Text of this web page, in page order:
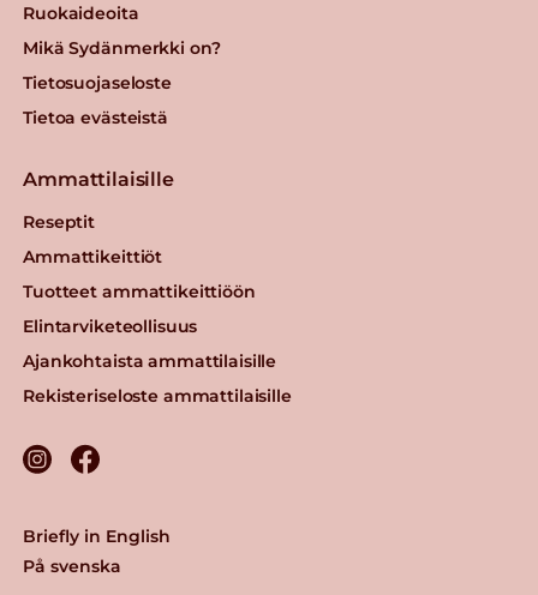
Ruokaideoita
Mikä Sydänmerkki on?
Tietosuojaseloste
Tietoa evästeistä
Ammattilaisille
Reseptit
Ammattikeittiöt
Tuotteet ammattikeittiöön
Elintarviketeollisuus
Ajankohtaista ammattilaisille
Rekisteriseloste ammattilaisille
Briefly in English
På svenska